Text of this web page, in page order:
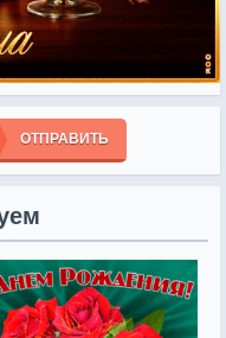
ОТПРАВИТЬ